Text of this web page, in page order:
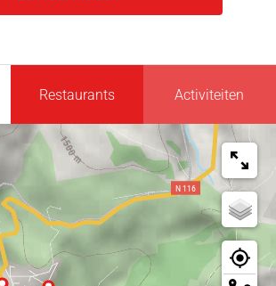
Restaurants Activiteiten